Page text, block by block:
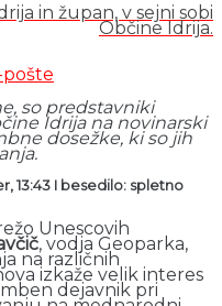
in župan, v sejni sobi
Občine Idrija.
so predstavniki
Idrija na novinarski
dosežke, ki so jih
13:43 I besedilo: spletno
Unescovih
, vodja Geoparka,
na različnih
izkaže velik interes
dejavnik pri